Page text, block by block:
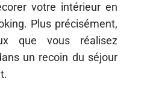
votre intérieur en
Plus précisément,
que vous réalisez
un recoin du séjour